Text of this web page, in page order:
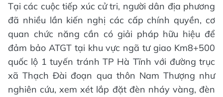
Tại các cuộc tiếp xúc cử tri, người dân địa phương
đã nhiều lần kiến nghị các cấp chính quyền, cơ
quan chức năng cần có giải pháp hữu hiệu để
đảm bảo ATGT tại khu vực ngã tư giao Km8+500
quốc lộ 1 tuyến tránh TP Hà Tĩnh với đường trục
xã Thạch Đài đoạn qua thôn Nam Thượng như
nghiên cứu, xem xét lắp đặt đèn nháy vàng, đèn